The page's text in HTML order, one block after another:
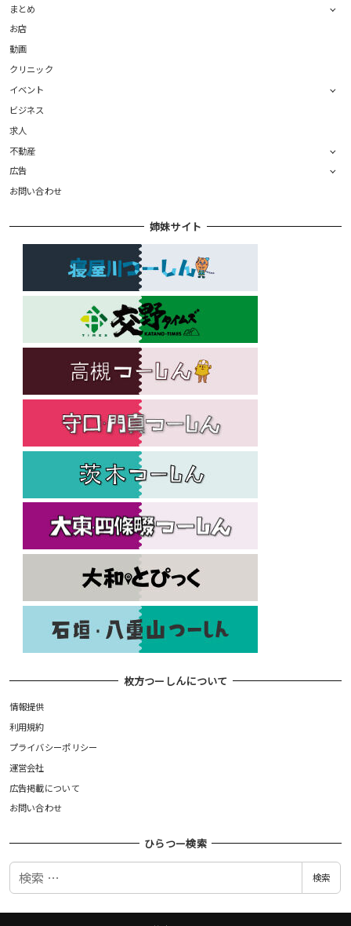
まとめ
お店
動画
クリニック
イベント
ビジネス
求人
不動産
広告
お問い合わせ
姉妹サイト
枚方つーしんについて
情報提供
利用規約
プライバシーポリシー
運営会社
広告掲載について
お問い合わせ
ひらつー検索
検
検索